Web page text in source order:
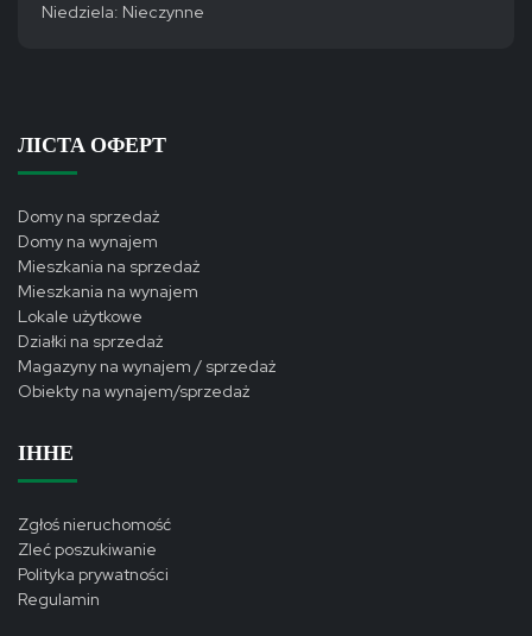
Niedziela: Nieczynne
ЛІСТА ОФЕРТ
Domy na sprzedaż
Domy na wynajem
Mieszkania na sprzedaż
Mieszkania na wynajem
Lokale użytkowe
Działki na sprzedaż
Magazyny na wynajem / sprzedaż
Obiekty na wynajem/sprzedaż
ІННЕ
Zgłoś nieruchomość
Zleć poszukiwanie
Polityka prywatności
Regulamin